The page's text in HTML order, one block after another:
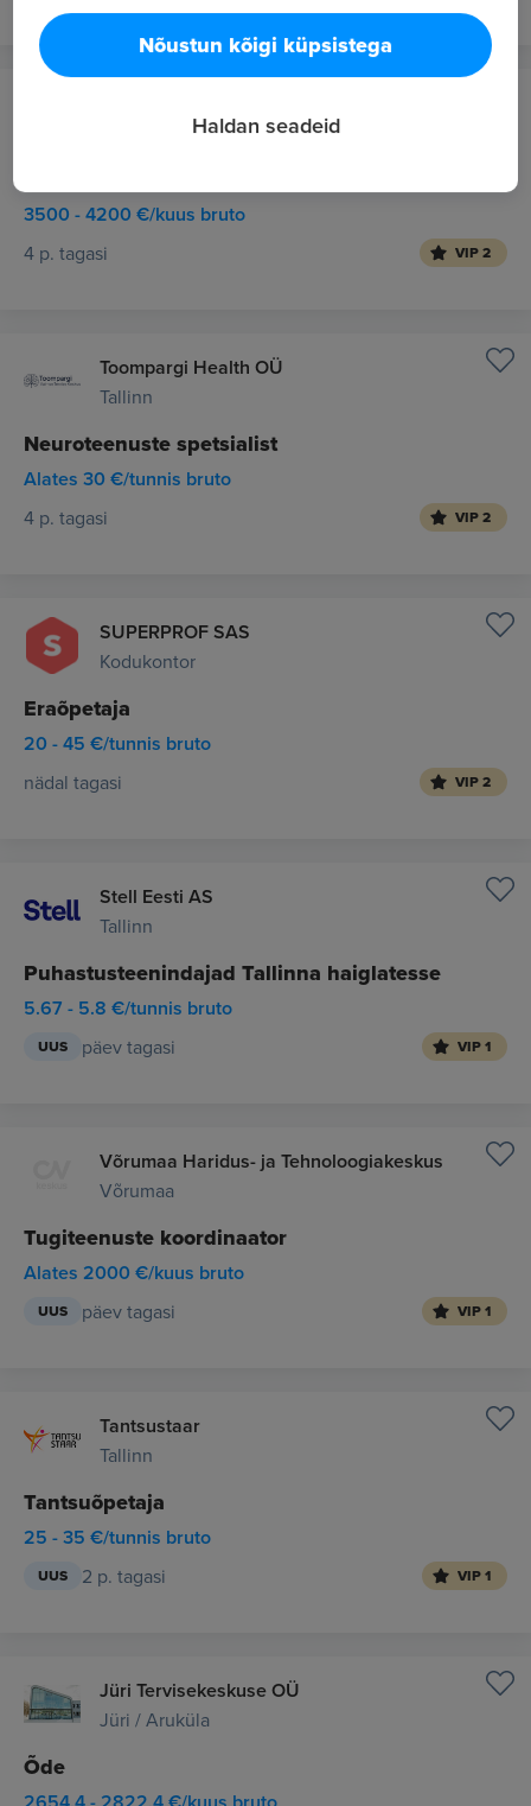
Tallinn / Hübriid
3500 - 4200 €/kuus bruto
4 p. tagasi VIP 2
Toompargi Health OÜ
Tallinn
Neuroteenuste spetsialist
Alates 30 €/tunnis bruto
4 p. tagasi VIP 2
SUPERPROF SAS
Kodukontor
Eraõpetaja
20 - 45 €/tunnis bruto
nädal tagasi VIP 2
Stell Eesti AS
Tallinn
Puhastusteenindajad Tallinna haiglatesse
5.67 - 5.8 €/tunnis bruto
UUS päev tagasi VIP 1
Võrumaa Haridus- ja Tehnoloogiakeskus
Võrumaa
Tugiteenuste koordinaator
Alates 2000 €/kuus bruto
UUS päev tagasi VIP 1
Tantsustaar
Tallinn
Tantsuõpetaja
25 - 35 €/tunnis bruto
UUS 2 p. tagasi VIP 1
Jüri Tervisekeskuse OÜ
Jüri / Aruküla
Õde
Nõustun kõigi küpsistega
Haldan seadeid